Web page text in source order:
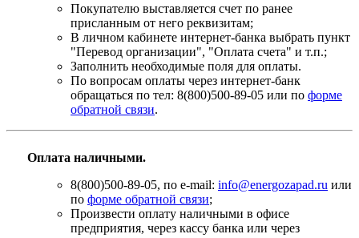
Покупателю выставляется счет по ранее
присланным от него реквизитам;
В личном кабинете интернет-банка выбрать пункт
"Перевод организации", "Оплата счета" и т.п.;
Заполнить необходимые поля для оплаты.
По вопросам оплаты через интернет-банк
обращаться по тел: 8(800)500-89-05 или по форме
обратной связи.
Оплата наличными.
8(800)500-89-05, по e-mail: info@energozapad.ru или
по форме обратной связи;
Произвести оплату наличными в офисе
предприятия, через кассу банка или через